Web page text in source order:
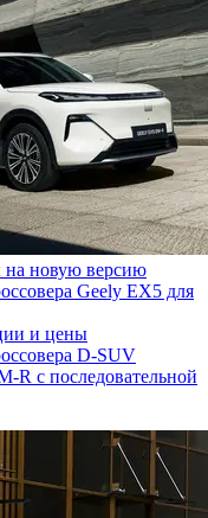
на новую версию
Geely EX5 для
и цены
D-SUV
R с последовательной